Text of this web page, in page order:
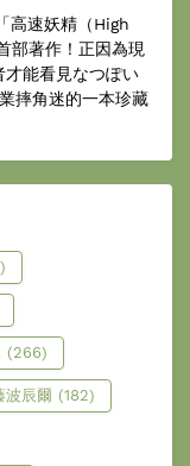
高速妖精（High
部著作！正因為現
能看見なつぽい
摔角迷的一本珍藏
(266)
波辰爾 (182)